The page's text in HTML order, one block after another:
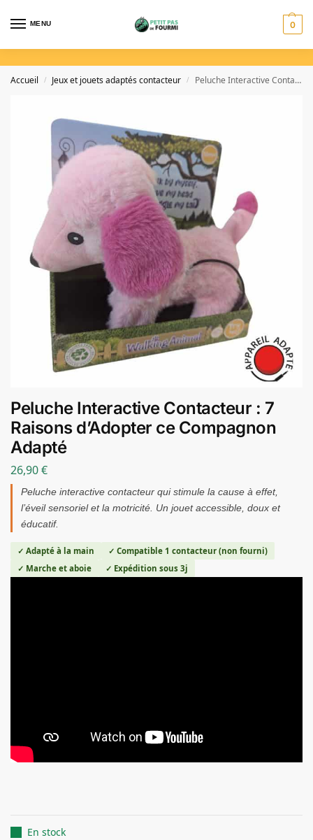
MENU 0
Accueil / Jeux et jouets adaptés contacteur / Peluche Interactive Contacteur : 7 Raisons d’Adopter ce Compagnon Adapté
Peluche Interactive Contacteur : 7
Raisons d’Adopter ce Compagnon
Adapté
26,90€
Peluche interactive contacteur qui stimule la cause à effet,
l’éveil sensoriel et la motricité. Un jouet accessible, doux et
éducatif.
✓ Adapté à la main
✓ Compatible 1 contacteur (non fourni)
✓ Marche et aboie
✓ Expédition sous 3j
En stock